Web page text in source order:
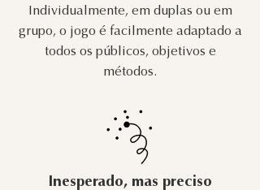
Individualmente, em duplas ou em
grupo, o jogo é facilmente adaptado a
todos os públicos, objetivos e
métodos.
Inesperado, mas preciso